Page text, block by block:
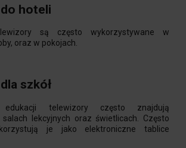
hoteli
są często wykorzystywane w
oraz w pokojach.
szkół
telewizory często znajdują
lekcyjnych oraz świetlicach. Często
je jako elektroniczne tablice